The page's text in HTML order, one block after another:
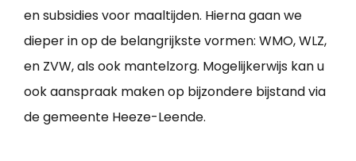
en subsidies voor maaltijden. Hierna gaan we
dieper in op de belangrijkste vormen: WMO, WLZ,
en ZVW, als ook mantelzorg. Mogelijkerwijs kan u
ook aanspraak maken op bijzondere bijstand via
de gemeente Heeze-Leende.